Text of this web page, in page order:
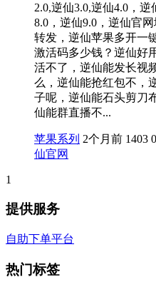
2.0,逆仙3.0,逆仙4.0，
8.0，逆仙9.0，逆仙官
转发，逆仙苹果多开一
激活码多少钱？逆仙好
活不了，逆仙能发长视
么，逆仙能抢红包不，
子呢，逆仙能石头剪刀
仙能群直播不...
苹果系列 2个月前 1403 0
仙官网
1
提供服务
自助下单平台
热门标签